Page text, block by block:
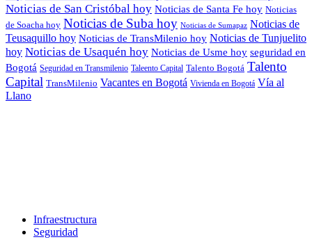
Noticias de San Cristóbal hoy Noticias de Santa Fe hoy Noticias
de Soacha hoy Noticias de Suba hoy Noticias de Sumapaz Noticias de
Teusaquillo hoy Noticias de TransMilenio hoy Noticias de Tunjuelito
hoy Noticias de Usaquén hoy Noticias de Usme hoy seguridad en
Bogotá Seguridad en Transmilenio Taleento Capital Talento Bogotá Talento
Capital TransMilenio Vacantes en Bogotá Vivienda en Bogotá Vía al
Llano
Infraestructura
Seguridad